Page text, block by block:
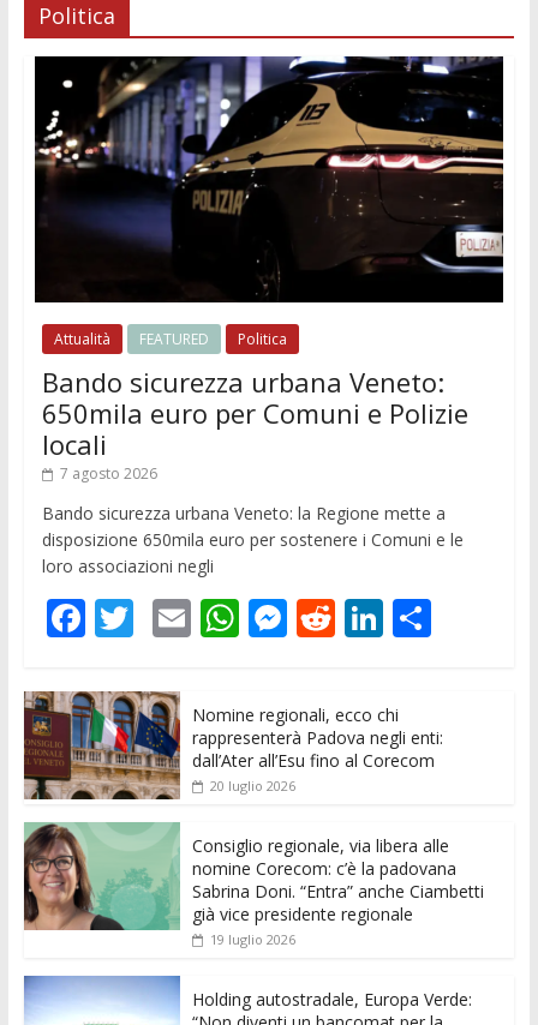
Politica
Attualità FEATURED Politica
Bando sicurezza urbana Veneto:
650mila euro per Comuni e Polizie
locali
7 agosto 2026
Bando sicurezza urbana Veneto: la Regione mette a
disposizione 650mila euro per sostenere i Comuni e le
loro associazioni negli
F
e
b
o
o
k
T
itt
er
E
l
W
s
A
p
p
M
ss
e
n
er
R
di
t
Li
k
e
dI
C
di
vi
Nomine regionali, ecco chi
rappresenterà Padova negli enti:
dall’Ater all’Esu fino al Corecom
20 luglio 2026
Consiglio regionale, via libera alle
nomine Corecom: c’è la padovana
Sabrina Doni. “Entra” anche Ciambetti
già vice presidente regionale
19 luglio 2026
Holding autostradale, Europa Verde: